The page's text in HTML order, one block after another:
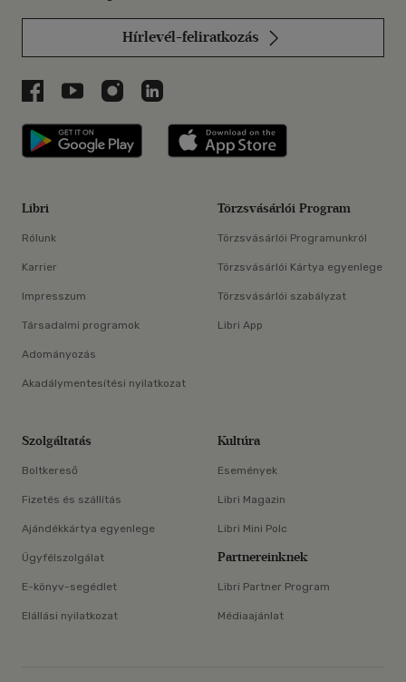
Hírlevél-feliratkozás
Libri a Facebookon
Libri a Youtube-on
Libri az Instagramon
Libri a LinkedInen
Libri applikáció Szerezd meg: Google
Libri
Rólunk
Karrier
Impresszum
Társadalmi programok
Adományozás
Akadálymentesítési nyilatkozat
Törzsvásárlói Program
Törzsvásárlói Programunkról
Törzsvásárlói Kártya egyenlege
Törzsvásárlói szabályzat
Libri App
Szolgáltatás
Boltkereső
Fizetés és szállítás
Ajándékkártya egyenlege
Ügyfélszolgálat
E-könyv-segédlet
Elállási nyilatkozat
Kultúra
Események
Libri Magazin
Libri Mini Polc
Partnereinknek
Libri Partner Program
Médiaajánlat